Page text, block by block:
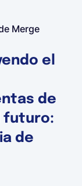
Merge
el
de
futuro:
de